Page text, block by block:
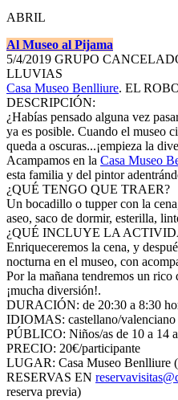
ABRIL
Al Museo al Pijama
5/4/2019 GRUPO
LLUVIAS
Casa Museo Benlliure. EL
DESCRIPCIÓN:
¿Habías pensado alguna vez
ya es posible. Cuando el museo
queda a oscuras...¡empieza la
Acampamos en la Casa Museo
esta familia y del pintor
¿QUÉ TENGO QUE TRAER?
Un bocadillo o tupper con la
aseo, saco de dormir, esterilla,
¿QUÉ INCLUYE LA
Enriqueceremos la cena, y
nocturna en el museo, con
Por la mañana tendremos un rico
¡mucha diversión!.
DURACIÓN: de 20:30 a 8:30
IDIOMAS: castellano/valenciano
PÚBLICO: Niños/as de 10 a 14
PRECIO: 20€/participante
LUGAR: Casa Museo Benlliure
RESERVAS EN
reserva previa)